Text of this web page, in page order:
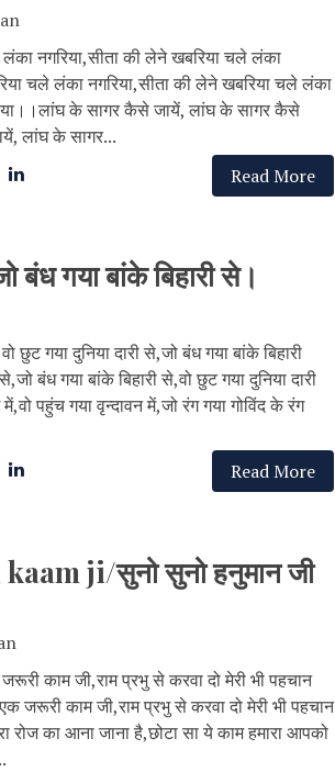
नगरिया,सीता की लेने खबरिया चले लंका
चले लंका नगरिया,सीता की लेने खबरिया चले लंका
के सागर कैसे जायें, लांघ के सागर कैसे
लांघ के सागर...
Read More
गया बांके बिहारी से।
छुट गया दुनिया दारी से,जो बंध गया बांके बिहारी
बंध गया बांके बिहारी से,वो छुट गया दुनिया दारी
पहुंच गया वृन्दावन में,जो रंग गया गोविंद के रंग
Read More
ji/सुनो सुनो हनुमान जी
काम जी,राम प्रभु से करवा दो मेरी भी पहचान
जरूरी काम जी,राम प्रभु से करवा दो मेरी भी पहचान
रोज का आना जाना है,छोटा सा ये काम हमारा आपको